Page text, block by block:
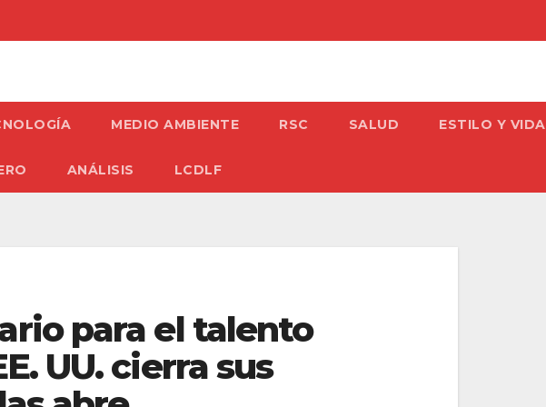
MEDIO AMBIENTE RSC SALUD ESTILO Y VIDA
ANÁLISIS LCDLF
para el talento
UU. cierra sus